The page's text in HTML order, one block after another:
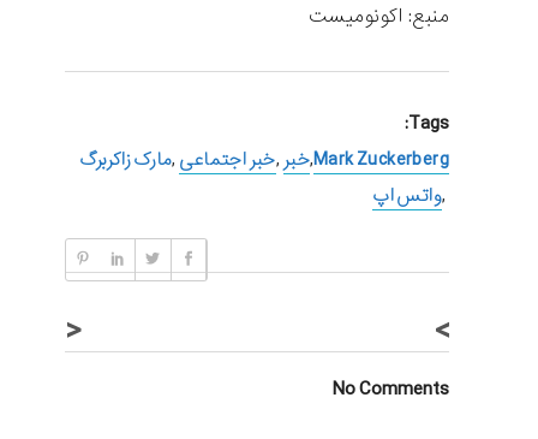
منبع: اکونومیست
Tags:
Mark Zuckerberg
,خبر ,خبر اجتماعی ,مارک زاکربرگ
,واتس اپ
< >
No Comments